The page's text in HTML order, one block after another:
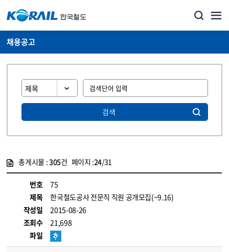
채용공고
검색
총게시물 :305건 페이지 :24/31
번호
75
제목
한국철도공사 전문직 직원 공개모집(~9.16)
작성일
2015-08-26
조회수
21,698
파일